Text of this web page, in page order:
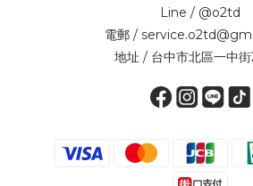
Line / @o2td
電郵 /
地址 / 台中市北區一中